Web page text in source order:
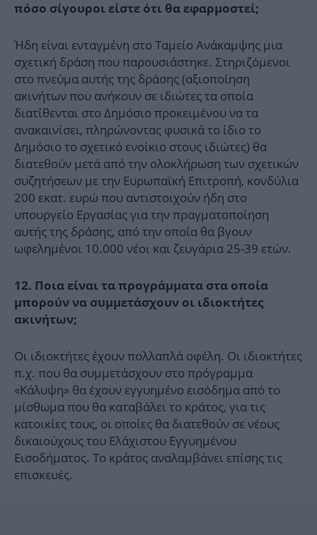
πόσο σίγουροι είστε ότι θα εφαρμοστεί;
Ήδη είναι ενταγμένη στο Ταμείο Ανάκαμψης μια
σχετική δράση που παρουσιάστηκε. Στηριζόμενοι
στο πνεύμα αυτής της δράσης (αξιοποίηση
ακινήτων που ανήκουν σε ιδιώτες τα οποία
διατίθενται στο Δημόσιο προκειμένου να τα
ανακαινίσει, πληρώνοντας φυσικά το ίδιο το
Δημόσιο το σχετικό ενοίκιο στους ιδιώτες) θα
διατεθούν μετά από την ολοκλήρωση των σχετικών
συζητήσεων με την Ευρωπαϊκή Επιτροπή, κονδύλια
200 εκατ. ευρώ που αντιστοιχούν ήδη στο
υπουργείο Εργασίας για την πραγματοποίηση
αυτής της δράσης, από την οποία θα βγουν
ωφελημένοι 10.000 νέοι και ζευγάρια 25-39 ετών.
12. Ποια είναι τα προγράμματα στα οποία
μπορούν να συμμετάσχουν οι ιδιοκτήτες
ακινήτων;
Οι ιδιοκτήτες έχουν πολλαπλά οφέλη. Οι ιδιοκτήτες
π.χ. που θα συμμετάσχουν στο πρόγραμμα
«Κάλυψη» θα έχουν εγγυημένο εισόδημα από το
μίσθωμα που θα καταβάλει το κράτος, για τις
κατοικίες τους, οι οποίες θα διατεθούν σε νέους
δικαιούχους του Ελάχιστου Εγγυημένου
Εισοδήματος. Το κράτος αναλαμβάνει επίσης τις
επισκευές.